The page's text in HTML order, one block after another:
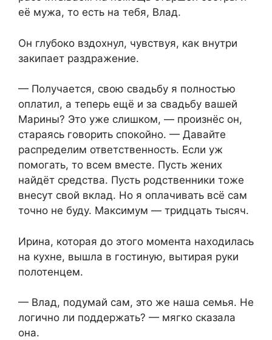
её мужа, то есть на тебя, Влад.
Он глубоко вздохнул, чувствуя, как внутри
закипает раздражение.
— Получается, свою свадьбу я полностью
оплатил, а теперь ещё и за свадьбу вашей
Марины? Это уже слишком, — произнёс он,
стараясь говорить спокойно. — Давайте
распределим ответственность. Если уж
помогать, то всем вместе. Пусть жених
найдёт средства. Пусть родственники тоже
внесут свой вклад. Но я оплачивать всё сам
точно не буду. Максимум — тридцать тысяч.
Ирина, которая до этого момента находилась
на кухне, вышла в гостиную, вытирая руки
полотенцем.
— Влад, подумай сам, это же наша семья. Не
логично ли поддержать? — мягко сказала
она.